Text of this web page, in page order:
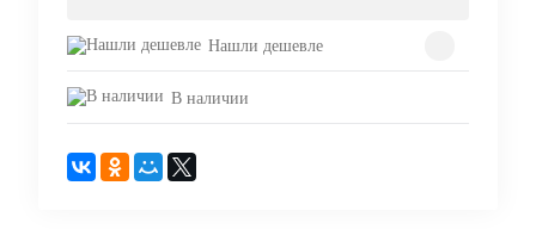
Нашли дешевле
В наличии